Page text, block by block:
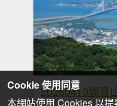
20260419觀音
Cookie 使用同意
本網站使用 Cookies 以